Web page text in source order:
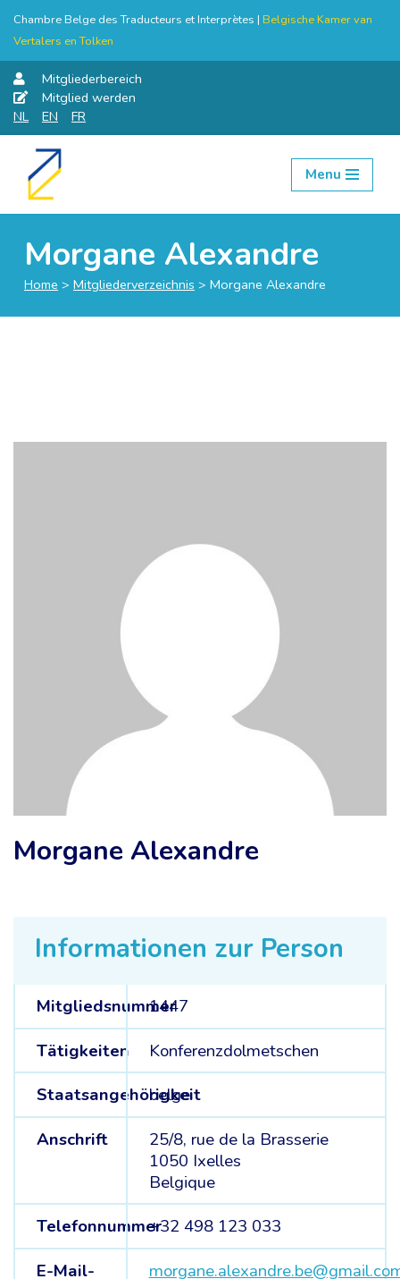
Chambre Belge des Traducteurs et Interprètes | Belgische Kamer van
Vertalers en Tolken
Mitgliederbereich
Mitglied werden
NL
EN FR
Skip
Menu
Morgane Alexandre
Home > Mitgliederverzeichnis > Morgane Alexandre
Informationen zur Person
Mitgliedsnummer
1447
Tätigkeiten
Konferenzdolmetschen
Staatsangehörigkeit
belge
Anschrift
25/8, rue de la Brasserie
1050 Ixelles
Belgique
Telefonnummer+32 498 123 033
E-Mail-
Morgane Alexandre